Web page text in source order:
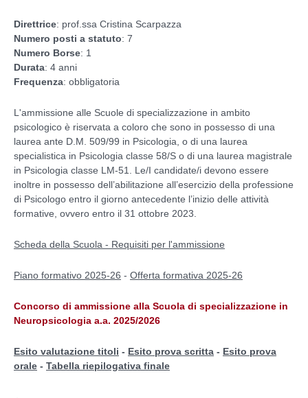
Direttrice: prof.ssa Cristina Scarpazza
Numero posti a statuto: 7
Numero Borse: 1
Durata: 4 anni
Frequenza: obbligatoria
L'ammissione alle Scuole di specializzazione in ambito
psicologico è riservata a coloro che sono in possesso di una
laurea ante D.M. 509/99 in Psicologia, o di una laurea
specialistica in Psicologia classe 58/S o di una laurea magistrale
in Psicologia classe LM-51. Le/I candidate/i devono essere
inoltre in possesso dell’abilitazione all’esercizio della professione
di Psicologo entro il giorno antecedente l’inizio delle attività
formative, ovvero entro il 31 ottobre 2023.
Scheda della Scuola - Requisiti per l'ammissione
Piano formativo 2025-26 - Offerta formativa 2025-26
Concorso di ammissione alla Scuola di specializzazione in
Neuropsicologia a.a. 2025/2026
Esito valutazione titoli - Esito prova scritta - Esito prova
orale - Tabella riepilogativa finale